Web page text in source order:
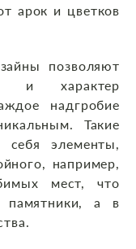
арок и цветков
позволяют
и характер
надгробие
Такие
себя элементы,
например,
мест, что
а в